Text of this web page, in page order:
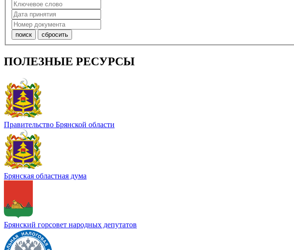
ПОЛЕЗНЫЕ РЕСУРСЫ
Правительство Брянской области
Брянская областная дума
Брянский горсовет народных депутатов